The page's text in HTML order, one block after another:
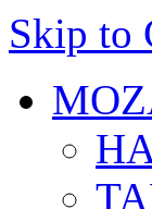
Skip to